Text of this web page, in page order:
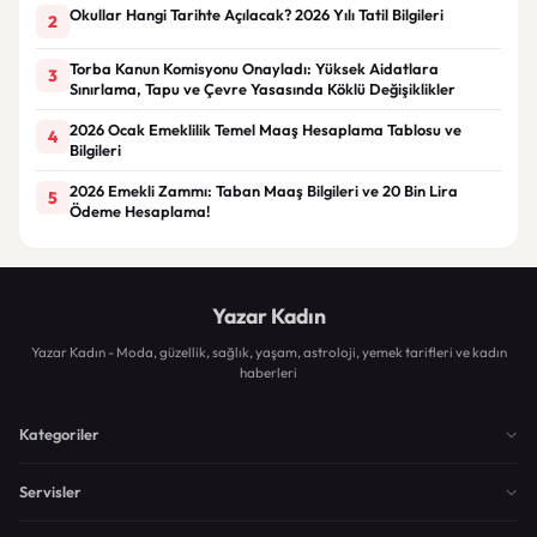
2 Okullar Hangi Tarihte Açılacak? 2026 Yılı Tatil Bilgileri
3
Torba Kanun Komisyonu Onayladı: Yüksek Aidatlara
Sınırlama, Tapu ve Çevre Yasasında Köklü Değişiklikler
4
2026 Ocak Emeklilik Temel Maaş Hesaplama Tablosu ve
Bilgileri
5
2026 Emekli Zammı: Taban Maaş Bilgileri ve 20 Bin Lira
Ödeme Hesaplama!
Yazar Kadın
Yazar Kadın - Moda, güzellik, sağlık, yaşam, astroloji, yemek tarifleri ve kadın
haberleri
Kategoriler
Servisler